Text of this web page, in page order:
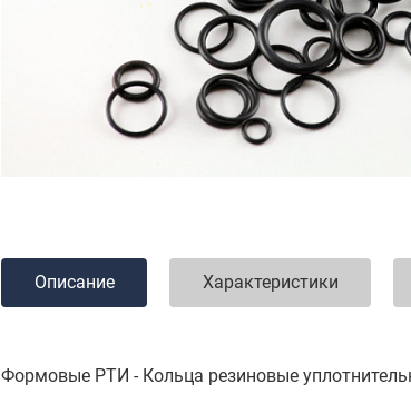
Описание Характеристики
Формовые РТИ - Кольца резиновые